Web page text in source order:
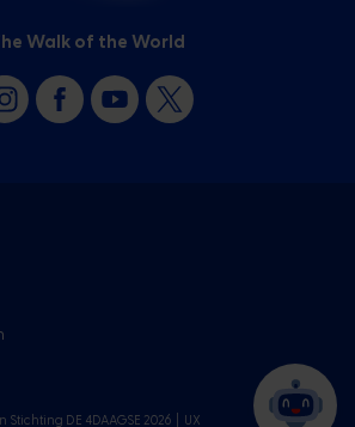
Walk of the World
DE 4DAAGSE 2026 | UX